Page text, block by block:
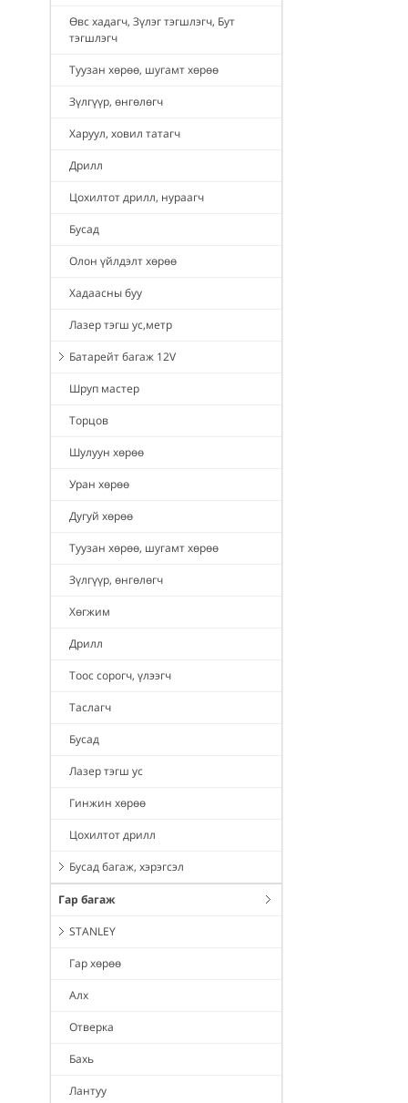
Өвс хадагч, Зүлэг тэгшлэгч, Бут
тэгшлэгч
Туузан хөрөө, шугамт хөрөө
Зүлгүүр, өнгөлөгч
Харуул, ховил татагч
Дрилл
Цохилтот дрилл, нураагч
Бусад
Олон үйлдэлт хөрөө
Хадаасны буу
Лазер тэгш ус,метр
Батарейт багаж 12V
Шруп мастер
Торцов
Шулуун хөрөө
Уран хөрөө
Дугуй хөрөө
Туузан хөрөө, шугамт хөрөө
Зүлгүүр, өнгөлөгч
Хөгжим
Дрилл
Тоос сорогч, үлээгч
Таслагч
Бусад
Лазер тэгш ус
Гинжин хөрөө
Цохилтот дрилл
Бусад багаж, хэрэгсэл
Гар багаж
STANLEY
Гар хөрөө
Алх
Отверка
Бахь
Лантуу